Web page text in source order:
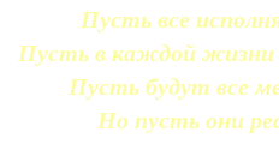
Пусть все
Пусть в каждой
Пусть будут все
Но пусть они